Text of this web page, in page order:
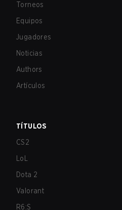
Torneos
Equipos
Jugadores
Noticias
Authors
Artículos
TÍTULOS
CS2
LoL
Dota 2
Valorant
R6:S